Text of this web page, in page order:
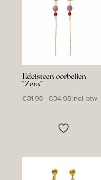
Edelsteen oorbellen
“Zera”
€31.95 - €34.95Prijsklasse:
incl. btw